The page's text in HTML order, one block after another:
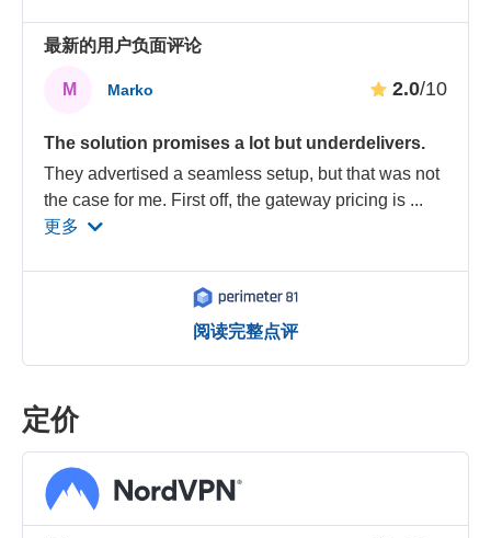
最新的用户负面评论
M Marko 2.0/10
The solution promises a lot but underdelivers.
They advertised a seamless setup, but that was not
the case for me. First off, the gateway pricing is ...
更多
阅读完整点评
定价